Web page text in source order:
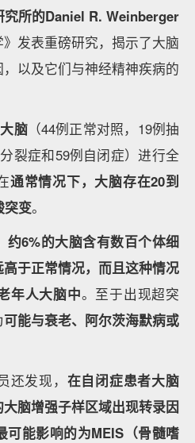
所的Daniel R. Weinberger
发表重磅研究，揭示了大脑
以及它们与神经精神疾病的
脑（44例正常对照，19例抽
裂症和59例自闭症）进行全
通常情况下，大脑存在20到
突变。
约6%的大脑含有数百个体细
于正常情况，而且这种情况
年人大脑中。至于出现超突
可能与衰老、阿尔茨海默病或
发现， 在自闭症患者大脑
脑增强子样区域出现转录因
可能影响的为MEIS （骨髓嗜